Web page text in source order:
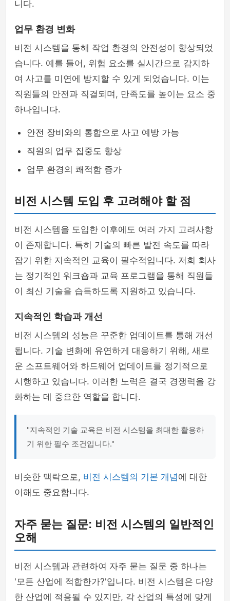
니다.
업무 환경 변화
비전 시스템을 통해 작업 환경의 안전성이 향상되었
습니다. 예를 들어, 위험 요소를 실시간으로 감지하
여 사고를 미연에 방지할 수 있게 되었습니다. 이는
직원들의 안전과 직결되며, 만족도를 높이는 요소 중
하나입니다.
안전 장비와의 통합으로 사고 예방 가능
직원의 업무 집중도 향상
업무 환경의 쾌적함 증가
비전 시스템 도입 후 고려해야 할 점
비전 시스템을 도입한 이후에도 여러 가지 고려사항
이 존재합니다. 특히 기술의 빠른 발전 속도를 따라
잡기 위한 지속적인 교육이 필수적입니다. 저희 회사
는 정기적인 워크숍과 교육 프로그램을 통해 직원들
이 최신 기술을 습득하도록 지원하고 있습니다.
지속적인 학습과 개선
비전 시스템의 성능은 꾸준한 업데이트를 통해 개선
됩니다. 기술 변화에 유연하게 대응하기 위해, 새로
운 소프트웨어와 하드웨어 업데이트를 정기적으로
시행하고 있습니다. 이러한 노력은 결국 경쟁력을 강
화하는 데 중요한 역할을 합니다.
"지속적인 기술 교육은 비전 시스템을 최대한 활용하
기 위한 필수 조건입니다."
비슷한 맥락으로, 비전 시스템의 기본 개념에 대한
이해도 중요합니다.
자주 묻는 질문: 비전 시스템의 일반적인
오해
비전 시스템과 관련하여 자주 묻는 질문 중 하나는
'모든 산업에 적합한가?'입니다. 비전 시스템은 다양
한 산업에 적용될 수 있지만, 각 산업의 특성에 맞게